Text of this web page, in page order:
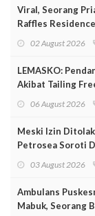
Viral, Seorang
Raffles
02 August 2026
LEMASKO:
Akibat Tailing
06 August 2026
Meski Izin
Petrosea Soroti
03 August 2026
Ambulans
Mabuk, Seorang